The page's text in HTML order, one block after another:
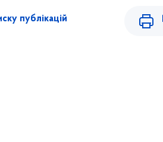
публікацій